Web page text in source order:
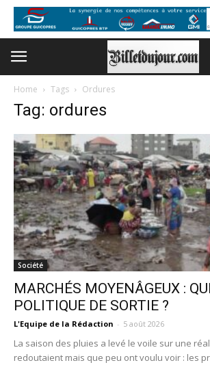
Home Tags Ordures
Tag: ordures
Société
MARCHÉS MOYENÂGEUX :
POLITIQUE DE SORTIE ?
L'Equipe de la Rédaction - 5 août 2026
La saison des pluies a levé le voile sur une
redoutaient mais que peu ont voulu voir : les